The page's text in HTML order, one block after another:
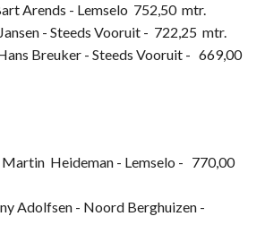
Arends - Lemselo 752,50 mtr.
- Steeds Vooruit - 722,25 mtr.
Breuker - Steeds Vooruit - 669,00
Heideman - Lemselo - 770,00
Adolfsen - Noord Berghuizen -